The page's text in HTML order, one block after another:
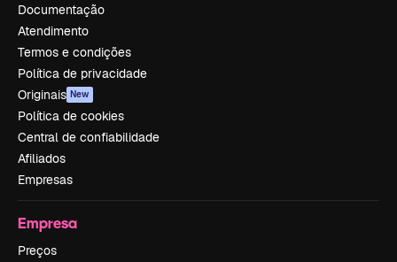
Documentação
Atendimento
Termos e condições
Política de privacidade
Originais New
Política de cookies
Central de confiabilidade
Afiliados
Empresas
Empresa
Preços